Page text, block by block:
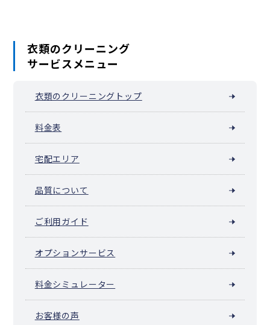
衣類のクリーニング
サービスメニュー
衣類のクリーニングトップ
料金表
宅配エリア
品質について
ご利用ガイド
オプションサービス
料金シミュレーター
お客様の声